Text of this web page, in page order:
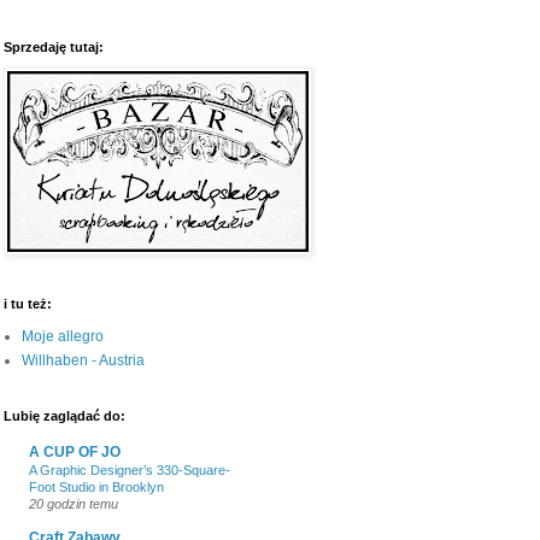
Sprzedaję tutaj:
i tu też:
Moje allegro
Willhaben - Austria
Lubię zaglądać do:
A CUP OF JO
A Graphic Designer’s 330-Square-
Foot Studio in Brooklyn
20 godzin temu